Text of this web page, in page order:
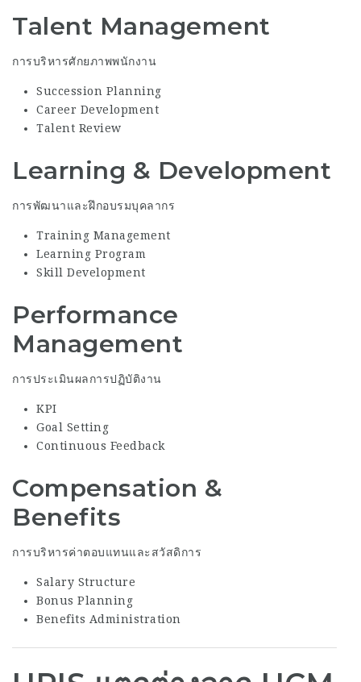
Talent Management
การบริหารศักยภาพพนักงาน
Succession Planning
Career Development
Talent Review
Learning & Development
การพัฒนาและฝึกอบรมบุคลากร
Training Management
Learning Program
Skill Development
Performance
Management
การประเมินผลการปฏิบัติงาน
KPI
Goal Setting
Continuous Feedback
Compensation &
Benefits
การบริหารค่าตอบแทนและสวัสดิการ
Salary Structure
Bonus Planning
Benefits Administration